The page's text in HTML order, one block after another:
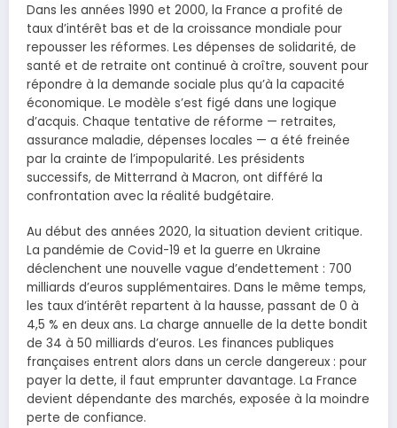
Dans les années 1990 et 2000, la France a profité de
taux d’intérêt bas et de la croissance mondiale pour
repousser les réformes. Les dépenses de solidarité, de
santé et de retraite ont continué à croître, souvent pour
répondre à la demande sociale plus qu’à la capacité
économique. Le modèle s’est figé dans une logique
d’acquis. Chaque tentative de réforme — retraites,
assurance maladie, dépenses locales — a été freinée
par la crainte de l’impopularité. Les présidents
successifs, de Mitterrand à Macron, ont différé la
confrontation avec la réalité budgétaire.
Au début des années 2020, la situation devient critique.
La pandémie de Covid-19 et la guerre en Ukraine
déclenchent une nouvelle vague d’endettement : 700
milliards d’euros supplémentaires. Dans le même temps,
les taux d’intérêt repartent à la hausse, passant de 0 à
4,5 % en deux ans. La charge annuelle de la dette bondit
de 34 à 50 milliards d’euros. Les finances publiques
françaises entrent alors dans un cercle dangereux : pour
payer la dette, il faut emprunter davantage. La France
devient dépendante des marchés, exposée à la moindre
perte de confiance.